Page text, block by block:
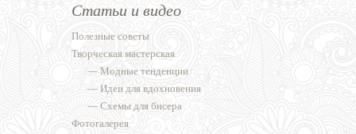
Статьи и видео
Полезные советы
Творческая мастерская
— Модные тенденции
— Идеи для вдохновения
— Схемы для бисера
Фотогалерея